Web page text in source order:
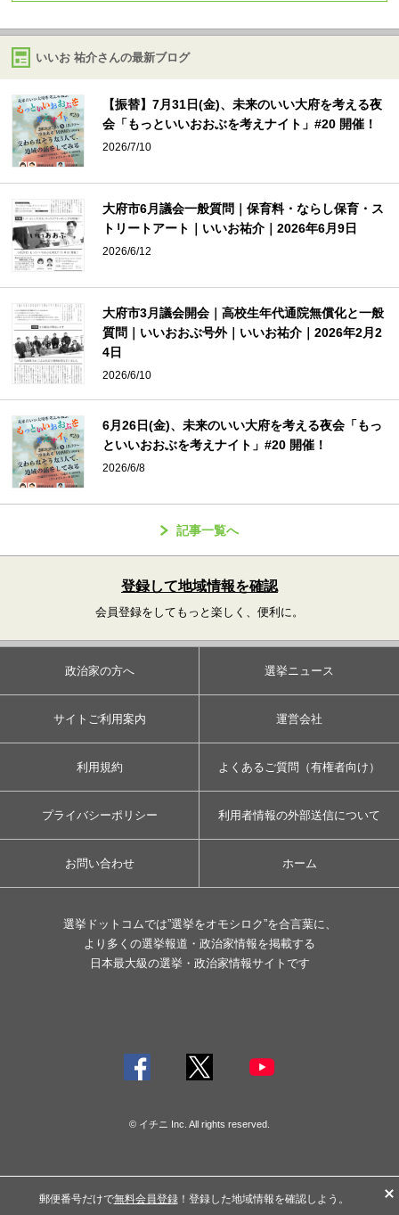
いいお 祐介さんの最新ブログ
【振替】7月31日(金)、未来のいい大府を考える夜
会「もっといいおおぶを考えナイト」#20 開催！
2026/7/10
大府市6月議会一般質問｜保育料・ならし保育・ス
トリートアート｜いいお祐介｜2026年6月9日
2026/6/12
大府市3月議会開会｜高校生年代通院無償化と一般
質問｜いいおおぶ号外｜いいお祐介｜2026年2月2
4日
2026/6/10
6月26日(金)、未来のいい大府を考える夜会「もっ
といいおおぶを考えナイト」#20 開催！
2026/6/8
記事一覧へ
登録して地域情報を確認
会員登録をしてもっと楽しく、便利に。
政治家の方へ 選挙ニュース
サイトご利用案内 運営会社
利用規約 よくあるご質問（有権者向け）
プライバシーポリシー 利用者情報の外部送信について
お問い合わせ ホーム
選挙ドットコムでは”選挙をオモシロク”を合言葉に、
より多くの選挙報道・政治家情報を掲載する
日本最大級の選挙・政治家情報サイトです
© イチニ Inc. All rights reserved.
郵便番号だけで無料会員登録！登録した地域情報を確認しよう。